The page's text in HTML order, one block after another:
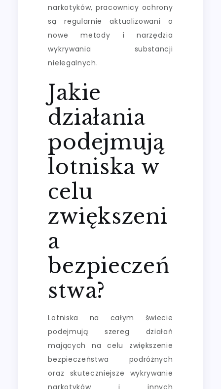
narkotyków, pracownicy ochrony
są regularnie aktualizowani o
nowe metody i narzędzia
wykrywania substancji
nielegalnych.
Jakie
działania
podejmują
lotniska w
celu
zwiększeni
a
bezpieczeń
stwa?
Lotniska na całym świecie
podejmują szereg działań
mających na celu zwiększenie
bezpieczeństwa podróżnych
oraz skuteczniejsze wykrywanie